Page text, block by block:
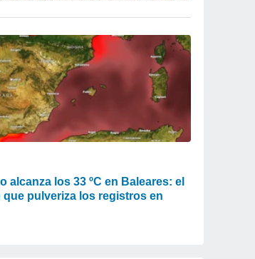
alcanza los 33 ºC en Baleares: el
que pulveriza los registros en